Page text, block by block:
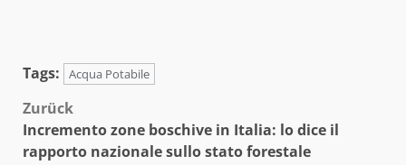
Tags: Acqua Potabile
Beitragsnavigation
Zurück
Incremento zone boschive in Italia: lo dice il
rapporto nazionale sullo stato forestale